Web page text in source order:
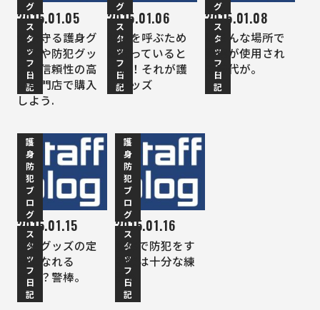
グ
ス
タ
ッ
フ
日
記
2015.01.05
命を守る護身グ
ッズや防犯グッ
ズは信頼性の高
い専門店で購入
しよう.
グ
ス
タ
ッ
フ
日
記
2015.01.06
助けを呼ぶため
に持っていると
安心！それが護
身グッズ
グ
ス
タ
ッ
フ
日
記
2015.01.08
いろんな場所で
警棒が使用され
る時代が。
護
身
防
犯
ブ
ロ
グ
ス
タ
ッ
フ
日
記
2015.01.15
防犯グッズの定
番になれる
か！？警棒。
護
身
防
犯
ブ
ロ
グ
ス
タ
ッ
フ
日
記
2015.01.16
警棒で防犯をす
る際は十分な練
習も